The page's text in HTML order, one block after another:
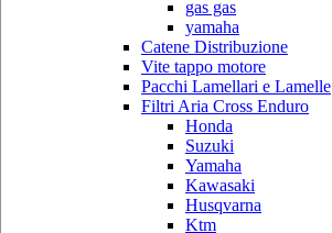
gas gas
yamaha
Catene Distribuzione
Vite tappo motore
Pacchi Lamellari e Lamelle
Filtri Aria Cross Enduro
Honda
Suzuki
Yamaha
Kawasaki
Husqvarna
Ktm